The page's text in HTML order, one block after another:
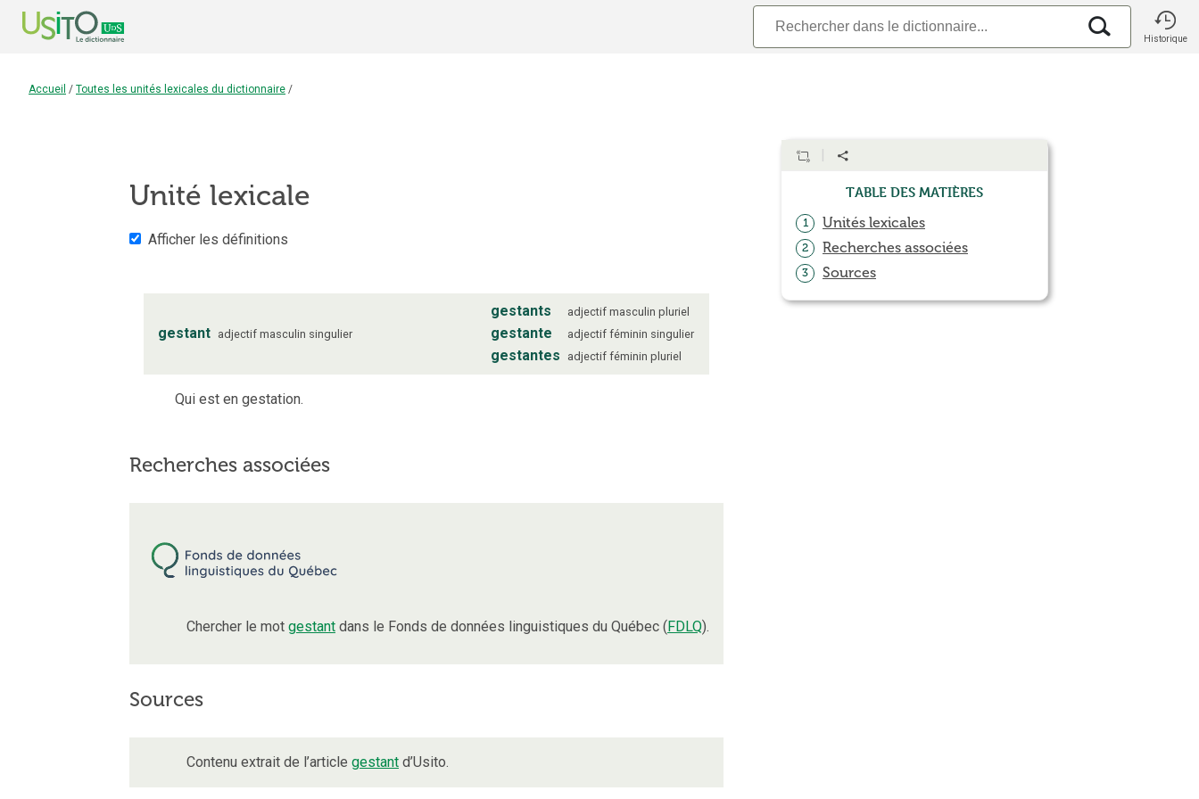
Historique
Accueil / Toutes les unités lexicales du dictionnaire /
Unité lexicale
Afficher les définitions
gestant adjectif masculin singulier
gestants adjectif masculin pluriel
gestante adjectif féminin singulier
gestantes adjectif féminin pluriel
Qui est en gestation.
Recherches associées
Chercher le mot gestant dans le Fonds de données linguistiques du Québec (FDLQ).
Sources
Contenu extrait de l’article gestant d’Usito.
Table des matières
1 Unités lexicales
2 Recherches associées
3 Sources